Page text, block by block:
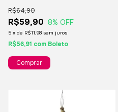
R$59,90
R$64,90
8% OFF
5 x de R$11,98 sem juros
R$56,91 com Boleto